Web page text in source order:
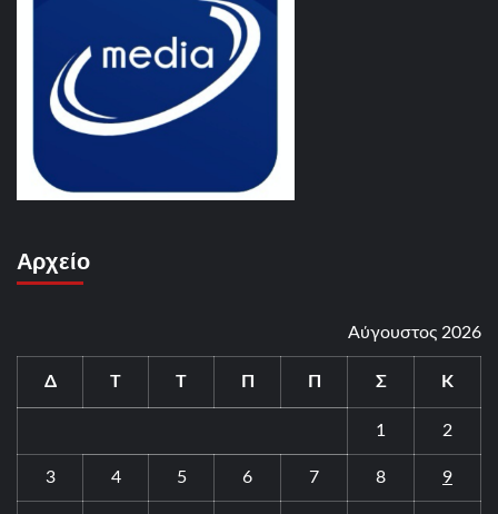
Αρχείο
Αύγουστος 2026
Δ Τ Τ Π Π Σ Κ
1 2
3 4 5 6 7 8 9